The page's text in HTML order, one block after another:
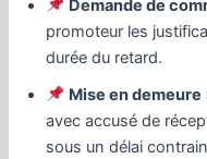
Demande de
promoteur les
durée du retard.
Mise en demeure
avec accusé de
sous un délai